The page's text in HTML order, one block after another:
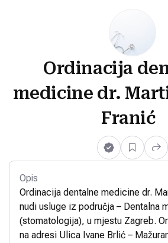
Ordinacija
medicine dr.
Franić
Opis
Ordinacija dentalne medicine dr.
nudi usluge iz područja – Dentalna
(stomatologija), u mjestu Zagreb.
na adresi Ulica Ivane Brlić –